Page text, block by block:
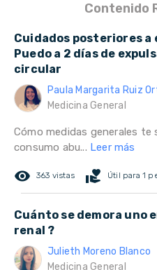
Contenido
Cuidados posteriores a
Puedo a 2 días de
circular
Paula Margarita Ruiz
Medicina General
Cómo medidas generales te
consumo abu... Leer más
remove_red_eye 363 vistas volunteer_activism Útil para 1
Cuánto se demora uno
renal ?
Julieth Moreno Blanco
Medicina General